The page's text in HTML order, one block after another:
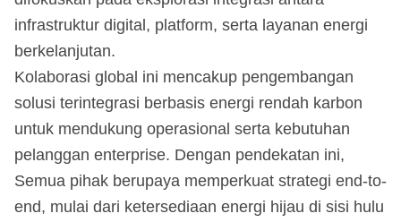
infrastruktur digital, platform, serta layanan energi
berkelanjutan.
Kolaborasi global ini mencakup pengembangan
solusi terintegrasi berbasis energi rendah karbon
untuk mendukung operasional serta kebutuhan
pelanggan enterprise. Dengan pendekatan ini,
Semua pihak berupaya memperkuat strategi end-to-
end, mulai dari ketersediaan energi hijau di sisi hulu